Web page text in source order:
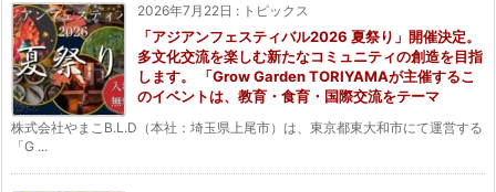
2026年7月22日 : トピックス
「アジアンフェスティバル2026 夏祭り」開催決定。
多文化交流を楽しむ新たなコミュニティの創造を目指
します。 「Grow Garden TORIYAMAが主催するこ
のイベントは、教育・食育・国際交流をテーマ
株式会社やまこB.L.D（本社：埼玉県上尾市）は、東京都東大和市にて運営する
「G ...